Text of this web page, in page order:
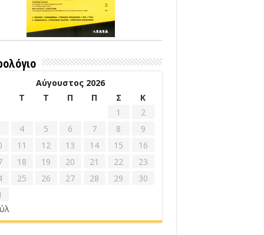
Αύγουστος 2026
Τ Τ Π Π Σ
Κ
1
2
4 5 6 7 8
9
11 12 13 14 15
16
18 19 20 21 22
23
25 26 27 28 29
30